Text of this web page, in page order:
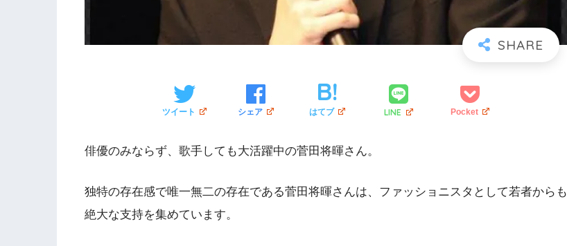
ツイート シェア はてブ LINE Pocket
俳優のみならず、歌手しても大活躍中の菅田将暉さん。
独特の存在感で唯一無二の存在である菅田将暉さんは、ファッショニスタとして若者からも
絶大な支持を集めています。